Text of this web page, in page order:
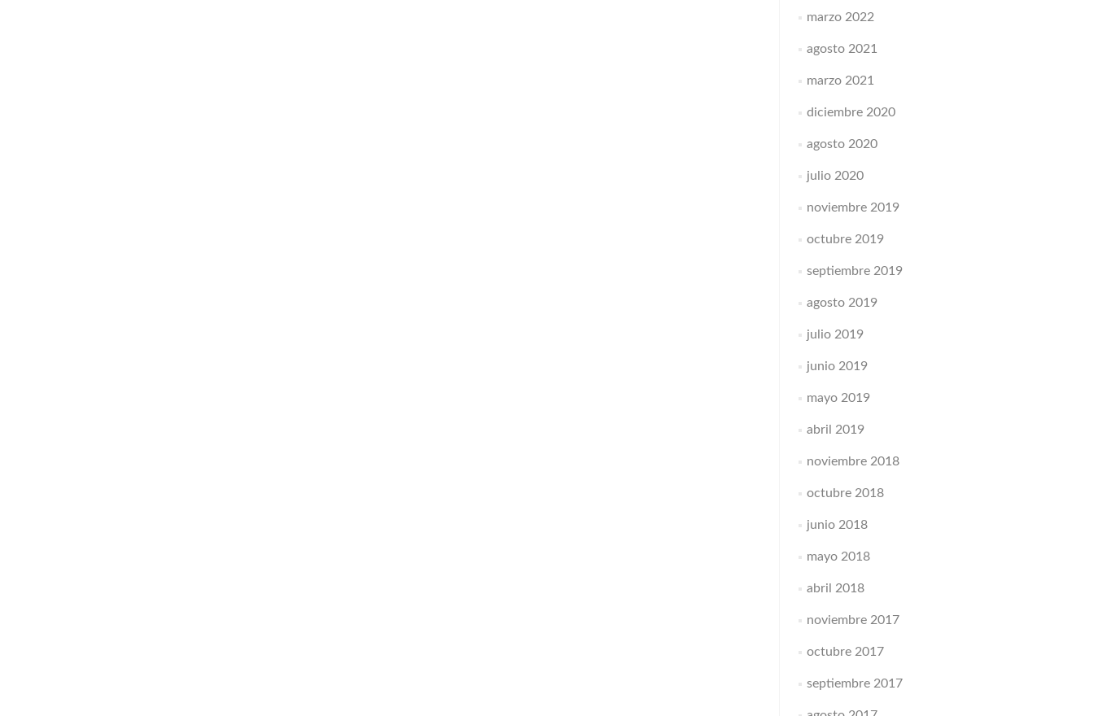
marzo 2022
agosto 2021
marzo 2021
diciembre 2020
agosto 2020
julio 2020
noviembre 2019
octubre 2019
septiembre 2019
agosto 2019
julio 2019
junio 2019
mayo 2019
abril 2019
noviembre 2018
octubre 2018
junio 2018
mayo 2018
abril 2018
noviembre 2017
octubre 2017
septiembre 2017